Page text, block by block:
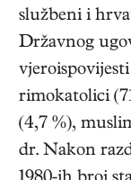
službeni i
Državnog
rimokatolici
(4,7 %),
dr. Nakon